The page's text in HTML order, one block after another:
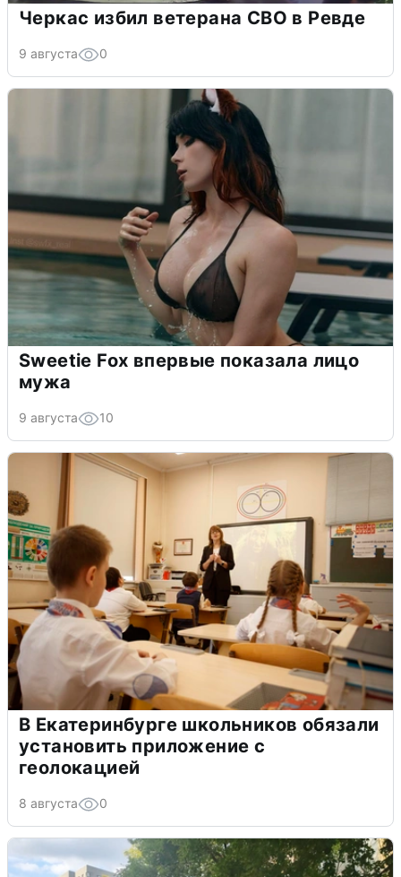
Черкас избил ветерана СВО в Ревде
9 августа 0
Sweetie Fox впервые показала лицо
мужа
9 августа 10
В Екатеринбурге школьников обязали
установить приложение с
геолокацией
8 августа 0